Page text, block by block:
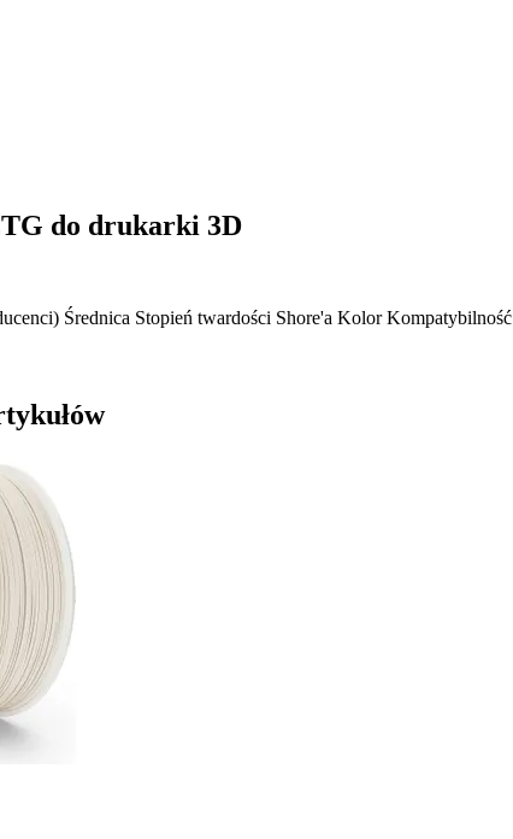
do drukarki 3D
Średnica Stopień twardości Shore'a Kolor Kompatybilność